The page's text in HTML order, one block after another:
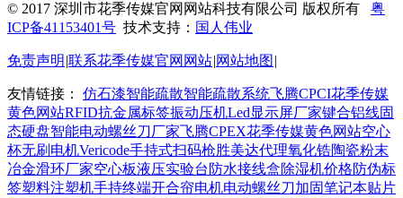
© 2017 深圳市花季传媒官网网站科技有限公司 版权所有 粤
ICP备41153401号 技术支持： 国人伟业
免责声明 |联系花季传媒官网网站|网站地图 |
友情链接： 仿石漆智能疏散智能疏散系统飞腾CPCI花季传媒
黄色网站RFID抗金属标签振动压机Led显示屏厂家键合铝线固
态硬盘智能电动螺丝刀厂家飞腾CPEX花季传媒黄色网站空心
杯无刷电机Vericode手持式扫码枪胜美达代理氧化锆陶瓷粉末
冶金滑环厂家空心板液压实验台 防水接线盒除湿机价格防伪标
签塑料注塑机手持终端开合帘电机电动螺丝刀加固笔记本贴片